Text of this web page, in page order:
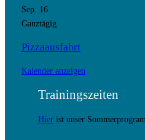
Sep. 16
Ganztägig
Pizzaausfahrt
Kalender anzeigen
Trainingszeiten
Hierist unser